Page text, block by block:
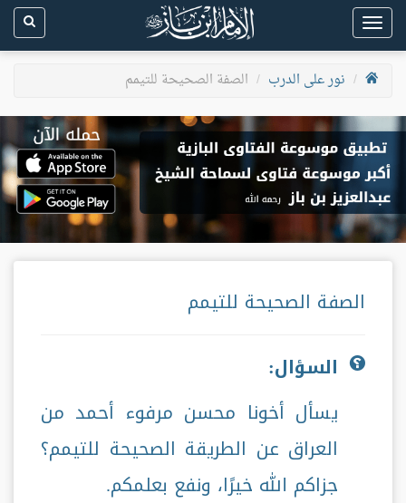
Toggle
navigation
نور على الدرب
الصفة الصحيحة للتيمم
الصفة الصحيحة للتيمم
السؤال:
يسأل أخونا محسن مرفوء أحمد من
العراق عن الطريقة الصحيحة للتيمم؟
جزاكم الله خيرًا، ونفع بعلمكم.